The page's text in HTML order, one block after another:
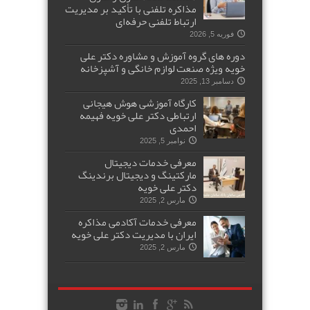
مذاکره تلفنی با تأکید بر مدیریت
ارتباط تلفنی حرفه‌ای
فوریه 5, 2026
دوره های گروه آموزش و مشاوره دکتر علی
خویه ویژه صنعت لوازم خانگی و آشپزخانه
دسامبر 13, 2025
کارگاه آموزشی هوش هیجانی
ارتباطی دکتر علی خویه فهیمه
احمدی
نوامبر 5, 2025
معرفی خدمات دیجیتال
مارکتینگ و دیجیتال برندینگ
دکتر علی خویه
مارس 2, 2025
معرفی خدمات آکادمی مذاکره
ایران با مدیریت دکتر علی خویه
مارس 2, 2025